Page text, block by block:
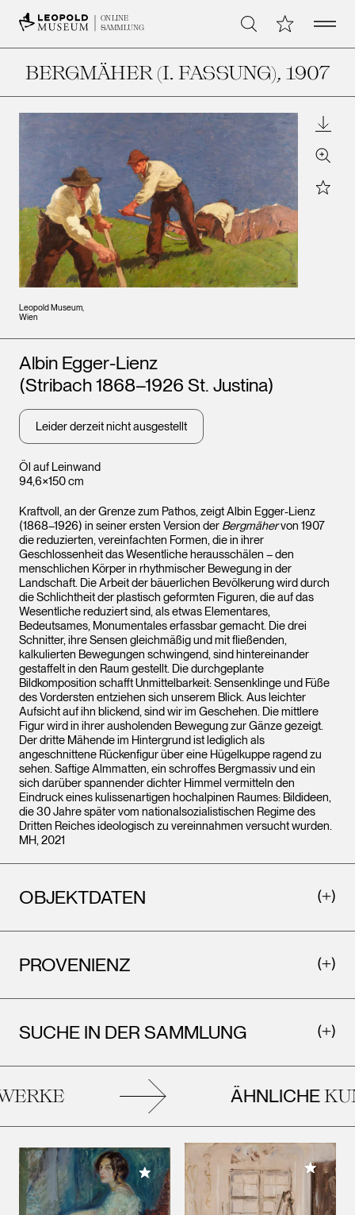
ONLINE
SAMMLUNG
Suche Meine Open
BERGMÄHER (I. FASSUNG), 1907
Leopold Museum,
Wien
Zoom
Star
Öl auf Leinwand
94,6×150 cm
Künstler*innen
Albin Egger-Lienz
(Stribach 1868–1926 St. Justina)
Leider derzeit nicht ausgestellt
Kraftvoll, an der Grenze zum Pathos, zeigt Albin Egger-Lienz
(1868–1926) in seiner ersten Version der Bergmähervon 1907
die reduzierten, vereinfachten Formen, die in ihrer
Geschlossenheit das Wesentliche herausschälen – den
menschlichen Körper in rhythmischer Bewegung in der
Landschaft. Die Arbeit der bäuerlichen Bevölkerung wird durch
die Schlichtheit der plastisch geformten Figuren, die auf das
Wesentliche reduziert sind, als etwas Elementares,
Bedeutsames, Monumentales erfassbar gemacht. Die drei
Schnitter, ihre Sensen gleichmäßig und mit fließenden,
kalkulierten Bewegungen schwingend, sind hintereinander
gestaffelt in den Raum gestellt. Die durchgeplante
Bildkomposition schafft Unmittelbarkeit: Sensenklinge und Füße
des Vordersten entziehen sich unserem Blick. Aus leichter
Aufsicht auf ihn blickend, sind wir im Geschehen. Die mittlere
Figur wird in ihrer ausholenden Bewegung zur Gänze gezeigt.
Der dritte Mähende im Hintergrund ist lediglich als
angeschnittene Rückenfigur über eine Hügelkuppe ragend zu
sehen. Saftige Almmatten, ein schroffes Bergmassiv und ein
sich darüber spannender dichter Himmel vermitteln den
Eindruck eines kulissenartigen hochalpinen Raumes: Bildideen,
die 30 Jahre später vom nationalsozialistischen Regime des
Dritten Reiches ideologisch zu vereinnahmen versucht wurden.
MH, 2021
OBJEKTDATEN
PROVENIENZ
SUCHE IN DER SAMMLUNG
ÄHNLICHE
Meiner Sammlung hinzufügen Meiner